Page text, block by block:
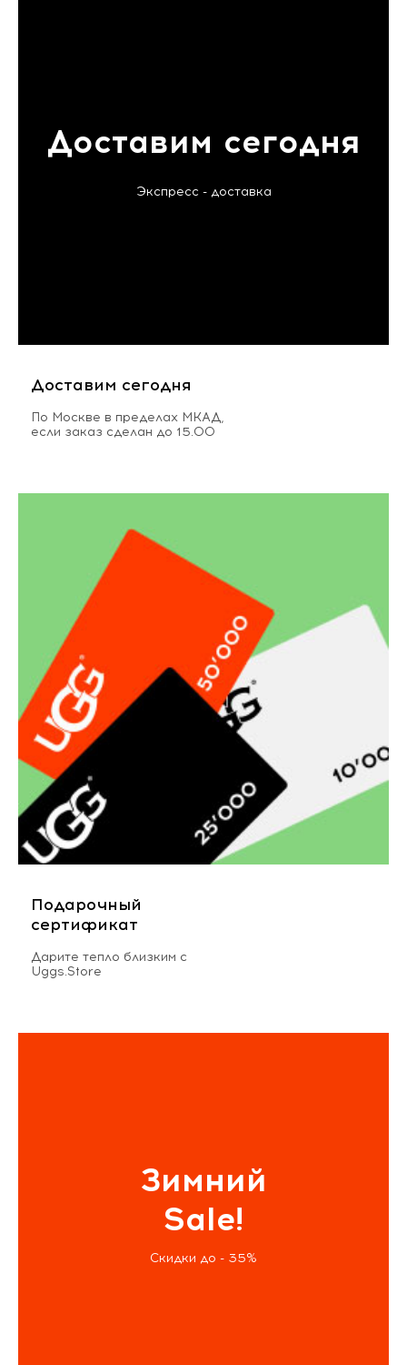
Доставим сегодня
Экспресс - доставка
Доставим сегодня
По Москве в пределах МКАД,
если заказ сделан до 15.00
Подарочный
сертификат
Дарите тепло близким с
Uggs.Store
Зимний
Sale!
Скидки до - 35%